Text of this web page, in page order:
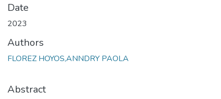
Date
2023
Authors
FLOREZ HOYOS,ANNDRY PAOLA
Abstract